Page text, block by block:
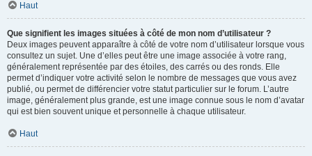
Haut
Que signifient les images situées à côté de mon nom d’utilisateur ?
Deux images peuvent apparaître à côté de votre nom d’utilisateur lorsque vous
consultez un sujet. Une d’elles peut être une image associée à votre rang,
généralement représentée par des étoiles, des carrés ou des ronds. Elle
permet d’indiquer votre activité selon le nombre de messages que vous avez
publié, ou permet de différencier votre statut particulier sur le forum. L’autre
image, généralement plus grande, est une image connue sous le nom d’avatar
qui est bien souvent unique et personnelle à chaque utilisateur.
Haut